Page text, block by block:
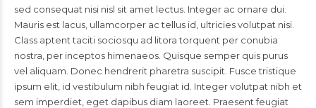
sed consequat nisi nisl sit amet lectus. Integer ac ornare dui.
Mauris est lacus, ullamcorper ac tellus id, ultricies volutpat nisi.
Class aptent taciti sociosqu ad litora torquent per conubia
nostra, per inceptos himenaeos. Quisque semper quis purus
vel aliquam. Donec hendrerit pharetra suscipit. Fusce tristique
ipsum elit, id vestibulum nibh feugiat id. Integer volutpat nibh et
sem imperdiet, eget dapibus diam laoreet. Praesent feugiat